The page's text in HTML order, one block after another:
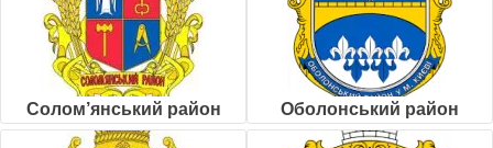
Солом’янський район Оболонський район